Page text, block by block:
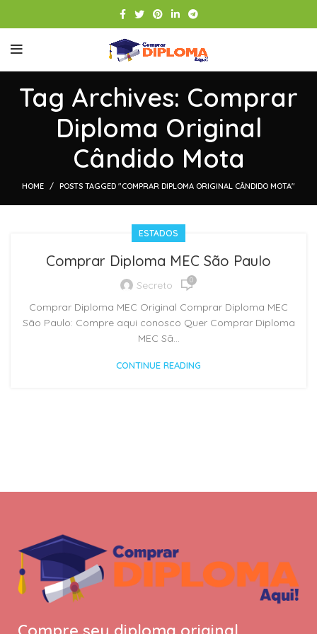
Tag Archives: Comprar
Diploma Original
Cândido Mota
HOME POSTS TAGGED "COMPRAR DIPLOMA ORIGINAL CÂNDIDO MOTA"
ESTADOS
Comprar Diploma MEC São Paulo
Secreto 0
Comprar Diploma MEC Original Comprar Diploma MEC
São Paulo: Compre aqui conosco Quer Comprar Diploma
MEC Sã...
CONTINUE READING